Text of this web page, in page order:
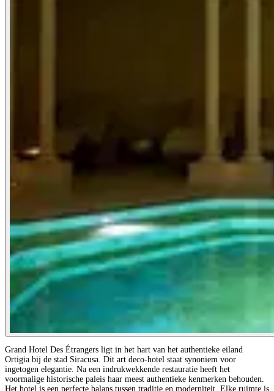
Grand Hotel Des Étrangers ligt in het hart van het authentieke eiland
Ortigia bij de stad Siracusa. Dit art deco-hotel staat synoniem voor
ingetogen elegantie. Na een indrukwekkende restauratie heeft het
voormalige historische paleis haar meest authentieke kenmerken behouden.
Het hotel is een perfecte balans tussen traditie en moderniteit. Elke ruimte is